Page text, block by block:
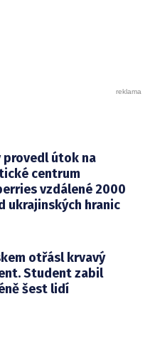
provedl útok na
centrum
vzdálené 2000
ukrajinských hranic
otřásl krvavý
Student zabil
šest lidí